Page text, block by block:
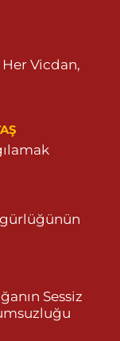
A derik devlet
Her Vicdan,
Sessiz